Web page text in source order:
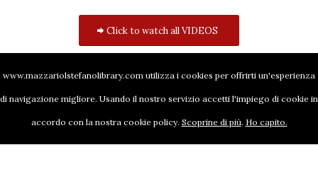
Click to watch all VIDEOS
www.mazzariolstefanolibrary.com utilizza i cookies per offrirti un'esperienza
di navigazione migliore. Usando il nostro servizio accetti l'impiego di cookie in
accordo con la nostra cookie policy. Scoprine di più. Ho capito.